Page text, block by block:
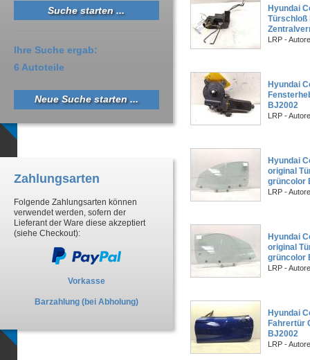
Hyundai
Türschloß
LRP -
Hyundai
BJ2002
LRP -
Hyundai
original
grüncolor
LRP -
Hyundai
original
grüncolor
LRP -
Hyundai
Fahrertür
BJ2002
LRP -
Ihre Suche ergab:
6 Autoteile
Neue Suche starten ...
Zahlungsarten
Folgende Zahlungsarten können
verwendet werden, sofern der
Lieferant der Ware diese akzeptiert
(siehe Checkout):
Vorkasse
Barzahlung (bei Abholung)